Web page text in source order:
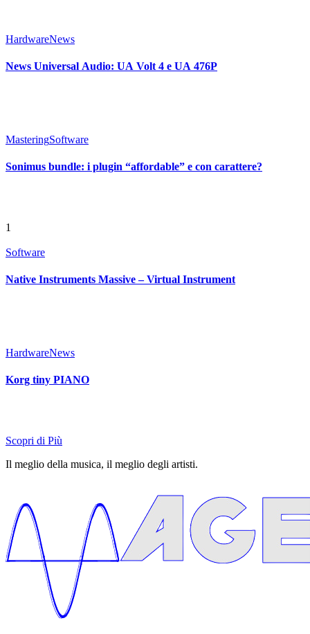
HardwareNews
News Universal Audio: UA Volt 4 e UA 476P
MasteringSoftware
Sonimus bundle: i plugin “affordable” e con carattere?
1
Software
Native Instruments Massive – Virtual Instrument
HardwareNews
Korg tiny PIANO
Scopri di Più
Il meglio della musica, il meglio degli artisti.